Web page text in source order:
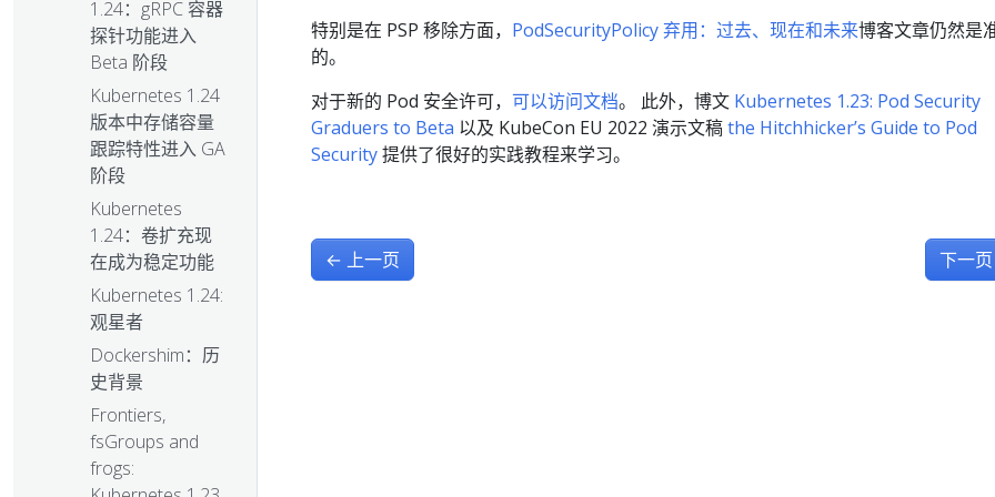
1.24：gRPC 容器
探针功能进入
Beta 阶段
Kubernetes 1.24
版本中存储容量
跟踪特性进入 GA
阶段
Kubernetes
1.24：卷扩充现
在成为稳定功能
Kubernetes 1.24:
观星者
Dockershim：历
史背景
Frontiers,
fsGroups and
frogs:
特别是在 PSP 移除方面， PodSecurityPolicy 弃用：过去、现在和未来博客文章仍然是
的。
对于新的 Pod 安全许可， 可以访问文档。 此外，博文 Kubernetes 1.23: Pod Security
Graduers to Beta 以及 KubeCon EU 2022 演示文稿the Hitchhicker’s Guide to Pod
Security提供了很好的实践教程来学习。
← 上一页 下一页